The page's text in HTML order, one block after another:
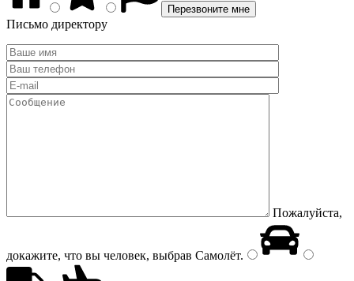
Письмо директору
Пожалуйста,
докажите, что вы человек, выбрав Самолёт.